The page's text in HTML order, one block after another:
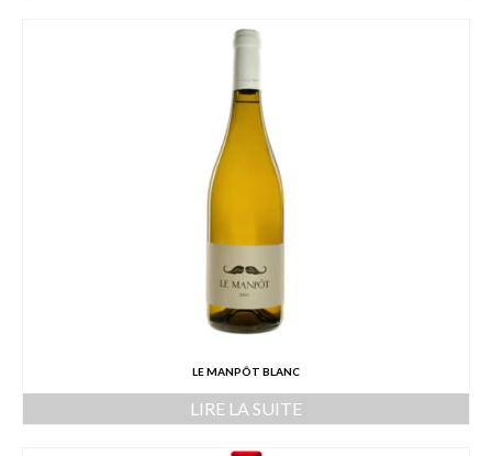
LE MANPÔT BLANC
LIRE LA SUITE